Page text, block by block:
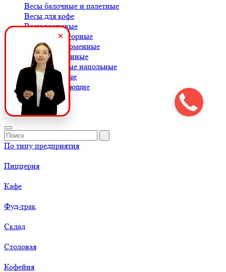
Весы балочные и палетные
Весы для кофе
Весы крановые
Весы лабораторные
Весы платформенные
Весы порционные
Весы товарные напольные
Весы торговые
Комплектующие
По типу предприятия
Пиццерия
Кафе
Фуд-трак
Склад
Столовая
Кофейня